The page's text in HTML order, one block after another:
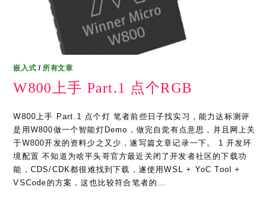
嵌入式 / 所有文章
W800上手 Part.1 点个RGB
W800上手 Part.1 点个灯 笔者前些日子找实习，能力达标测评
是用W800做一个智能灯Demo，做完自觉有点意思，并且网上关
于W800开发的资料少之又少，遂写篇文章记录一下。 1 开发环
境配置 不知道为啥平头哥官方最近关闭了开发者社区的下载功
能，CDS/CDK都很难找到下载，遂使用WSL + YoC Tool +
VSCode的方案，这也比较符合笔者的…